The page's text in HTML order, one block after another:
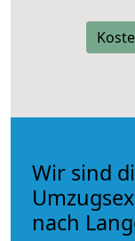
Wir sind
nach